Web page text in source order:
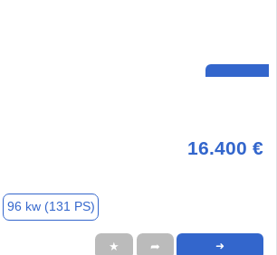
16.400 €
96 kw (131 PS)
★ ➦ ➜